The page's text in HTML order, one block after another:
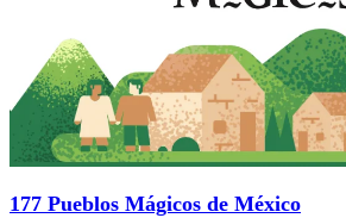
177 Pueblos Mágicos de México